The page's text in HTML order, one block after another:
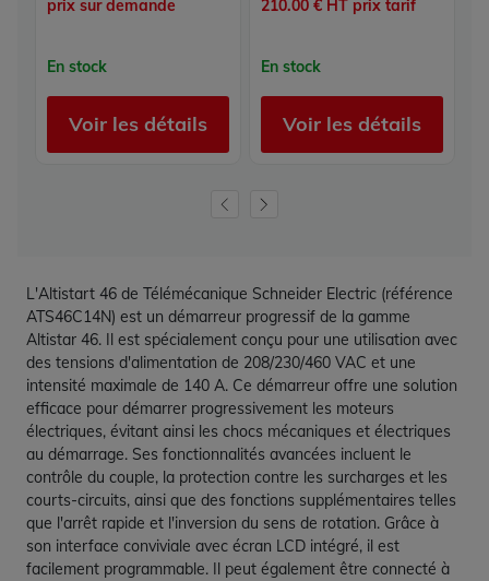
prix sur demande
En stock
Voir les détails
210.00 € HT prix tarif
En stock
Voir les détails
L'Altistart 46 de Télémécanique Schneider Electric (référence
ATS46C14N) est un démarreur progressif de la gamme
Altistar 46. Il est spécialement conçu pour une utilisation avec
des tensions d'alimentation de 208/230/460 VAC et une
intensité maximale de 140 A. Ce démarreur offre une solution
efficace pour démarrer progressivement les moteurs
électriques, évitant ainsi les chocs mécaniques et électriques
au démarrage. Ses fonctionnalités avancées incluent le
contrôle du couple, la protection contre les surcharges et les
courts-circuits, ainsi que des fonctions supplémentaires telles
que l'arrêt rapide et l'inversion du sens de rotation. Grâce à
son interface conviviale avec écran LCD intégré, il est
facilement programmable. Il peut également être connecté à